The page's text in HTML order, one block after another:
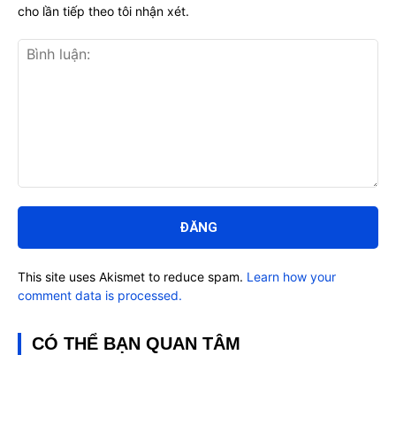
luận:
cho lần tiếp theo tôi nhận xét.
This site uses Akismet to reduce spam. Learn how your
comment data is processed.
CÓ THỂ BẠN QUAN TÂM